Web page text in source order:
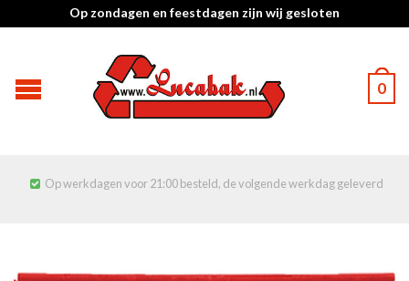
Op zondagen en feestdagen zijn wij gesloten
0
 Op werkdagen voor 21:00 besteld, de volgende werkdag geleverd